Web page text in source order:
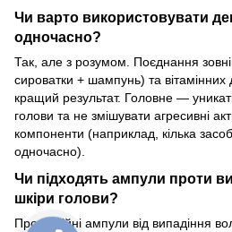
Чи варто використовувати
одночасно?
Так, але з розумом. Поєднання
сироватки + шампунь) та
кращий результат. Головне —
голови та не змішувати агресивні
компоненти (наприклад, кілька
одночасно).
Чи підходять ампули проти
шкіри голови?
Професійні ампули від випадіння